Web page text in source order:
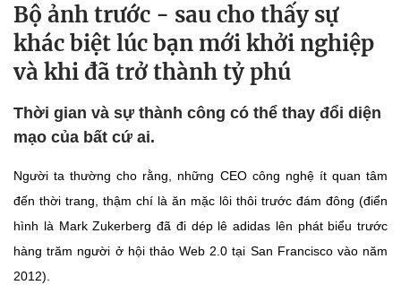
Bộ ảnh trước - sau cho thấy sự
khác biệt lúc bạn mới khởi nghiệp
và khi đã trở thành tỷ phú
Thời gian và sự thành công có thể thay đổi diện
mạo của bất cứ ai.
Người ta thường cho rằng, những CEO công nghệ ít quan tâm
đến thời trang, thậm chí là ăn mặc lôi thôi trước đám đông (điển
hình là Mark Zukerberg đã đi dép lê adidas lên phát biểu trước
hàng trăm người ở hội thảo Web 2.0 tại San Francisco vào năm
2012).